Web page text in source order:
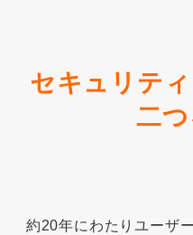
セキュリテ
二
約20年にわたりユーザ